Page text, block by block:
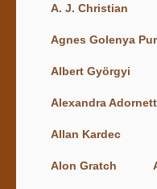
A. J. Christian
Agnes Golenya
Albert Györgyi
Alexandra
Allan Kardec
Alon Gratch